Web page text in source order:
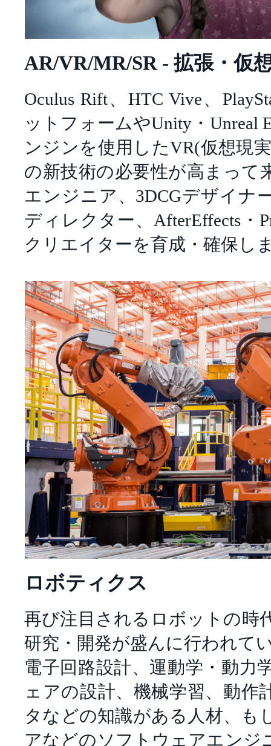
AR/VR/MR/SR - 拡張・仮
Oculus Rift、HTC Vive、
ットフォームやUnity・Unreal
ンジンを使用したVR(仮想現
の新技術の必要性が高まって
エンジニア、3DCGデザイナ
ディレクター、AfterEffects・
クリエイターを育成・確保し
ロボティクス
再び注目されるロボットの時
研究・開発が盛んに行われて
電子回路設計、運動学・動力
ェアの設計、機械学習、動作
タなどの知識がある人材、も
アなどのソフトウェアエンジ